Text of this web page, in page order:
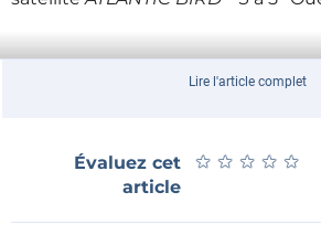
renforce ainsi
ainsi une diffusion sur la totalité de
métropolitaine,zones urbaines et
Lire l'article complet
Évaluez cet
article
★ ★ ★ ★ ★
★ ★ ★ ★ ★